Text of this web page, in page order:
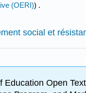
(OERI)) .
social et
Open